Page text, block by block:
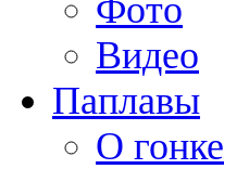
Фото
Видео
Паплавы
О гонке